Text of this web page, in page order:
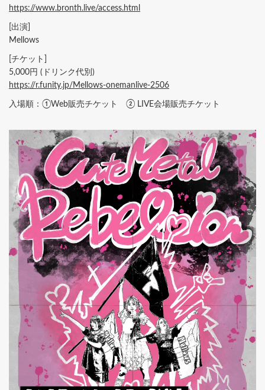
https://www.bronth.live/access.html
[出演]
Mellows
[チケット]
5,000円 (ドリンク代別)
https://r.funity.jp/Mellows-onemanlive-2506
入場順：①Web販売チケット ② LIVE会場販売チケット